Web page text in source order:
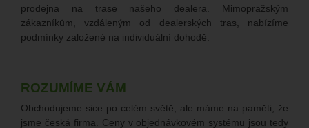
prodejna na trase našeho dealera. Mimopražským
zákazníkům, vzdáleným od dealerských tras, nabízíme
podmínky založené na individuální dohodě.
ROZUMÍME VÁM
Obchodujeme sice po celém světě, ale máme na paměti, že
jsme česká firma. Ceny v objednávkovém systému jsou tedy